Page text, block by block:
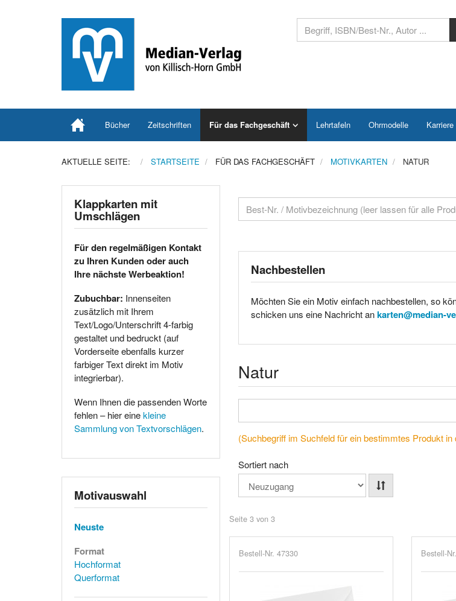
Bücher Zeitschriften Für das Fachgeschäft Lehrtafeln Ohrmodelle Karriere
AKTUELLE SEITE: STARTSEITE FÜR DAS FACHGESCHÄFT MOTIVKARTEN NATUR
Nachbestellen
Möchten Sie ein Motiv einfach nachbestellen, so
schicken uns eine Nachricht ankarten@median-
Natur
(Suchbegriff im Suchfeld für ein bestimmtes Produkt
Sortiert nach
Seite 3 von 3
Bestell-Nr. 47330 Bestell-
Klappkarten mit
Umschlägen
Für den regelmäßigen Kontakt
zu Ihren Kunden oder auch
Ihre nächste Werbeaktion!
Zubuchbar: Innenseiten
zusätzlich mit Ihrem
Text/Logo/Unterschrift 4-farbig
gestaltet und bedruckt (auf
Vorderseite ebenfalls kurzer
farbiger Text direkt im Motiv
integrierbar).
Wenn Ihnen die passenden Worte
fehlen – hier einekleine
Sammlung von Textvorschlägen.
Motivauswahl
Neuste
Format
Hochformat
Querformat